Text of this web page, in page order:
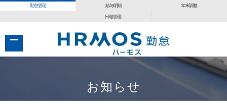
勤怠管理 給与明細 年末調整
日報管理
お知らせ